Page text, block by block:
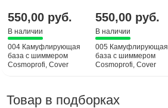
550,00 руб.
В наличии
004 Камуфлирующая
база с шиммером
Cosmoprofi, Cоver
550,00 руб.
В наличии
005 Камуфлирующая
база с шиммером
Cosmoprofi, Cоver
Товар в подборках